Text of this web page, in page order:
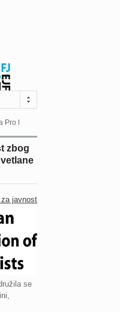
Pro Educa juče je uspješno
zbog
javnost
se